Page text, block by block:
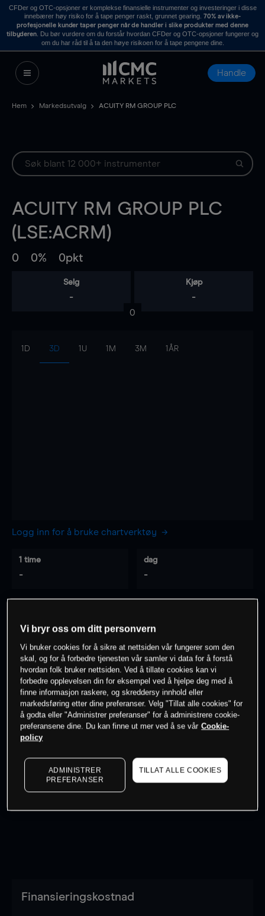
CFDer og OTC-opsjoner er komplekse finansielle instrumenter og investeringer i disse
innebærer høy risiko for å tape penger raskt, grunnet gearing. 70% av ikke-
profesjonelle kunder taper penger når de handler i slike produkter med denne
tilbyderen . Du bør vurdere om du forstår hvordan CFDer og OTC-opsjoner fungerer og
om du har råd til å ta den høye risikoen for å tape pengene dine.
Handle
Hem Markedsutvalg ACUITY RM GROUP PLC
ACUITY RM GROUP PLC
(LSE:ACRM)
0 0% 0pkt
Selg
-
Kjøp
-
0
1D 3D 1U 1M 3M 1ÅR
Logg inn for å bruke chartverktøy
1 time
-
dag
-
- -
0% av kunder erpå dette instrumentet
Søk om konto
Kursene er veiledende.Log in
Finansieringskostnad
Vi bryr oss om ditt personvern
Vi bruker cookies for å sikre at nettsiden vår fungerer som den
skal, og for å forbedre tjenesten vår samler vi data for å forstå
hvordan folk bruker nettsiden. Ved å tillate cookies kan vi
forbedre opplevelsen din for eksempel ved å hjelpe deg med å
finne informasjon raskere, og skreddersy innhold eller
markedsføring etter dine preferanser. Velg "Tillat alle cookies" for
å godta eller "Administrer preferanser" for å administrere cookie-
preferansene dine. Du kan finne ut mer ved å se vår Cookie-
policy
ADMINISTRER
PREFERANSER
TILLAT ALLE COOKIES